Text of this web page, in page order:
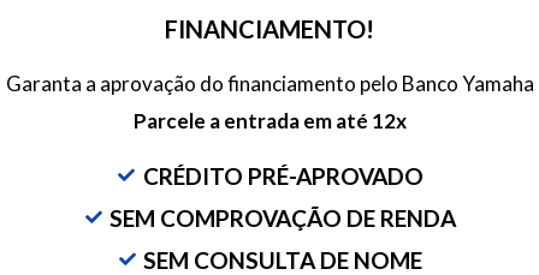
FINANCIAMENTO!
Garanta a aprovação do financiamento pelo Banco Yamaha
Parcele a entrada em até 12x
CRÉDITO PRÉ-APROVADO
SEM COMPROVAÇÃO DE RENDA
SEM CONSULTA DE NOME